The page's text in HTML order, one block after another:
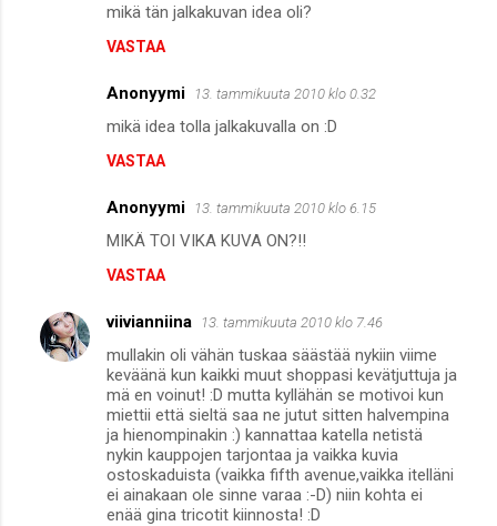
mikä tän jalkakuvan idea oli?
VASTAA
Anonyymi 13. tammikuuta 2010 klo 0.32
mikä idea tolla jalkakuvalla on :D
VASTAA
Anonyymi 13. tammikuuta 2010 klo 6.15
MIKÄ TOI VIKA KUVA ON?!!
VASTAA
viivianniina 13. tammikuuta 2010 klo 7.46
mullakin oli vähän tuskaa säästää nykiin viime
keväänä kun kaikki muut shoppasi kevätjuttuja ja
mä en voinut! :D mutta kyllähän se motivoi kun
miettii että sieltä saa ne jutut sitten halvempina
ja hienompinakin :) kannattaa katella netistä
nykin kauppojen tarjontaa ja vaikka kuvia
ostoskaduista (vaikka fifth avenue,vaikka itelläni
ei ainakaan ole sinne varaa :-D) niin kohta ei
enää gina tricotit kiinnosta! :D